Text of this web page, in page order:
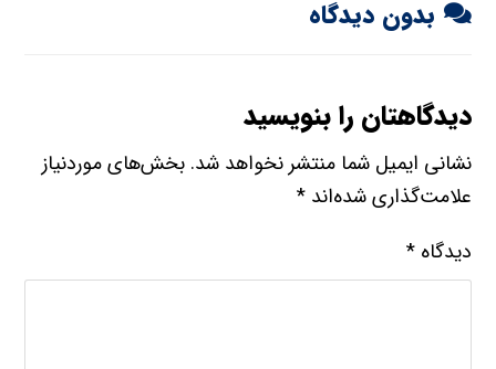
بدون دیدگاه
دیدگاهتان را بنویسید
نشانی ایمیل شما منتشر نخواهد شد. بخش‌های موردنیاز
علامت‌گذاری شده‌اند*
دیدگاه*